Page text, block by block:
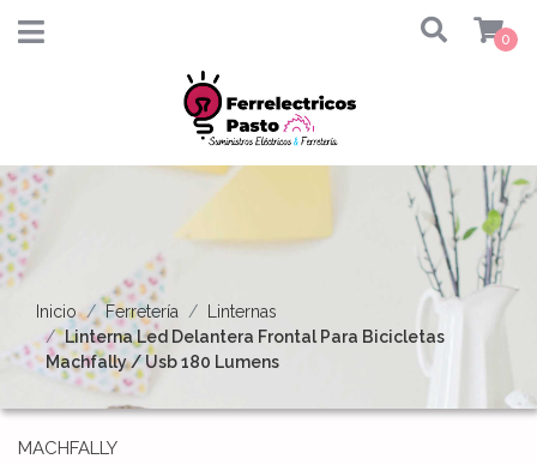
0
Inicio Ferretería
Linternas
Linterna Led Delantera Frontal Para Bicicletas
Machfally / Usb 180 Lumens
MACHFALLY